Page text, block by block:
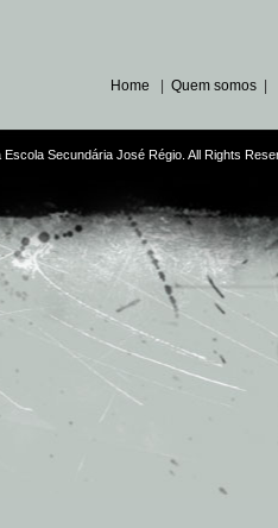
Home Quem somos
Escola Secundária José Régio. All Rights